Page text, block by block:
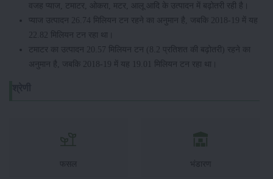
वजह प्याज, टमाटर, ओकरा, मटर, आलू आदि के उत्पादन में बढ़ोतरी रही है।
प्याज उत्पादन 26.74 मिलियन टन रहने का अनुमान है, जबकि 2018-19 में यह
22.82 मिलियन टन रहा था।
टमाटर का उत्पादन 20.57 मिलियन टन (8.2 प्रतिशत की बढ़ोतरी) रहने का
अनुमान है, जबकि 2018-19 में यह 19.01 मिलियन टन रहा था।
फसल भंडारण